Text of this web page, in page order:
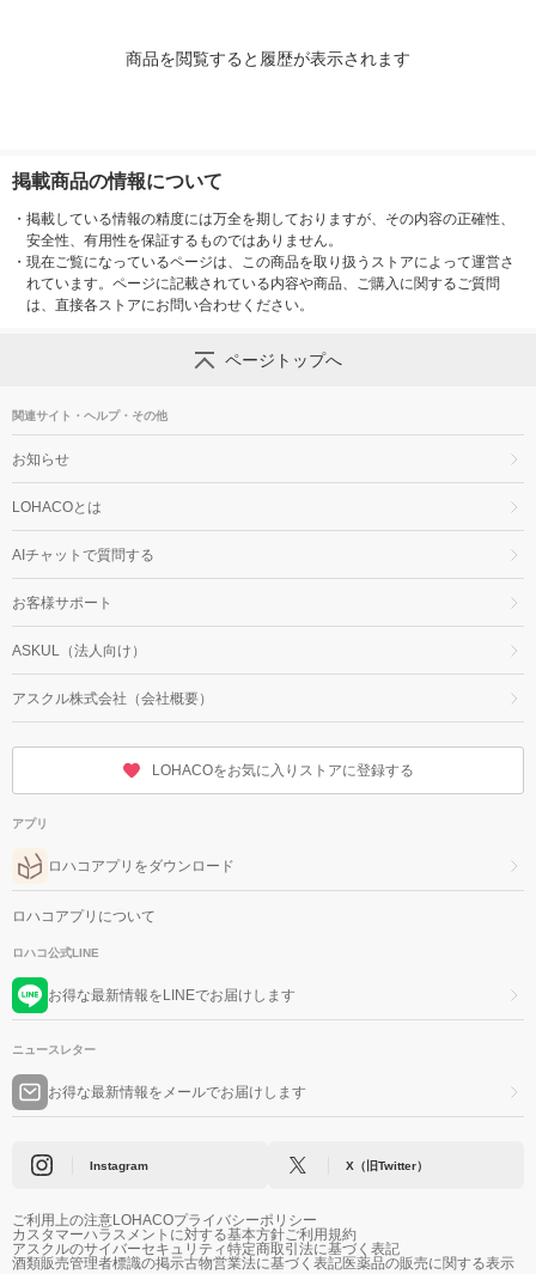
商品を閲覧すると履歴が表示されます
掲載商品の情報について
・ 掲載している情報の精度には万全を期しておりますが、その内容の正確性、
安全性、有用性を保証するものではありません。
・ 現在ご覧になっているページは、この商品を取り扱うストアによって運営さ
れています。ページに記載されている内容や商品、ご購入に関するご質問
は、直接各ストアにお問い合わせください。
ページトップへ
関連サイト・ヘルプ・その他
お知らせ
LOHACOとは
AIチャットで質問する
お客様サポート
ASKUL（法人向け）
アスクル株式会社（会社概要）
LOHACOをお気に入りストアに登録する
アプリ
ロハコアプリをダウンロード
ロハコアプリについて
ロハコ公式LINE
お得な最新情報をLINEでお届けします
ニュースレター
お得な最新情報をメールでお届けします
Instagram X（旧Twitter）
ご利用上の注意LOHACOプライバシーポリシー
カスタマーハラスメントに対する基本方針ご利用規約
アスクルのサイバーセキュリティ特定商取引法に基づく表記
酒類販売管理者標識の掲示古物営業法に基づく表記医薬品の販売に関する表示